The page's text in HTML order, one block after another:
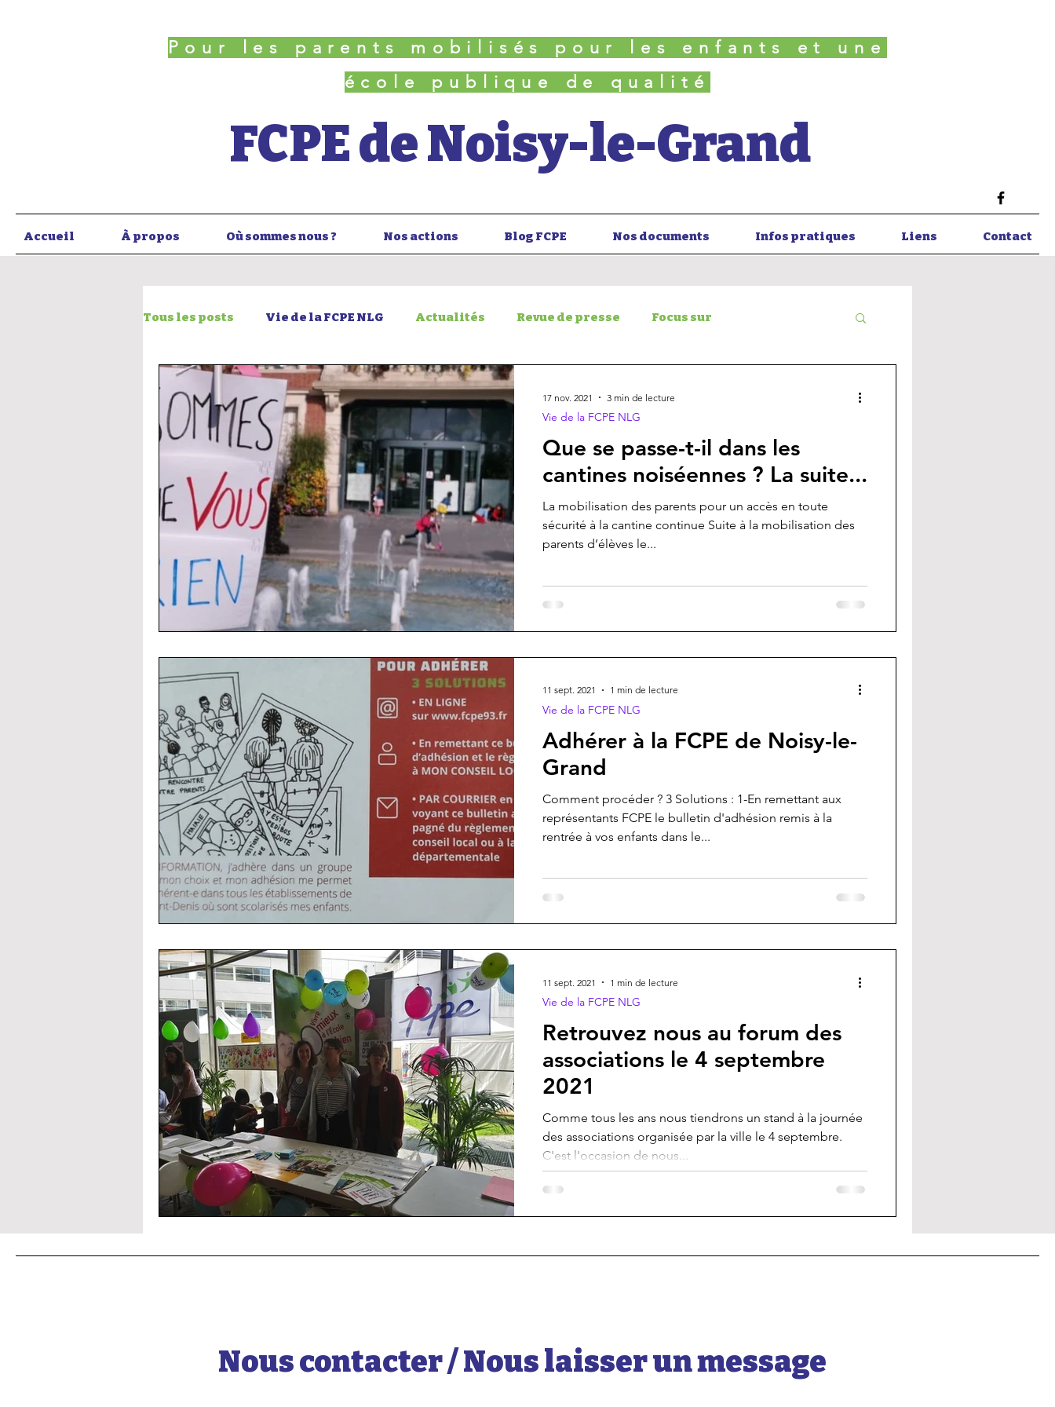
Pour les parents mobilisés pour les enfants et une
école publique de qualité
FCPE de Noisy-le-Grand
Accueil À propos Où sommes nous ? Nos actions Blog FCPE Nos documents Infos pratiques Liens Contact
Tous les posts Vie de la FCPE NLG Actualités Revue de presse Focus sur
La FCPE par établissements Témoignage
Que se passe-t-il dans les
cantines noiséennes ? La suite...
La mobilisation des parents pour un accès en toute
sécurité à la cantine continue Suite à la mobilisation des
parents d’élèves le...
Vie de la FCPE NLG
17 nov. 2021 3 min de lecture
Adhérer à la FCPE de Noisy-le-
Grand
Comment procéder ? 3 Solutions : 1-En remettant aux
représentants FCPE le bulletin d'adhésion remis à la
rentrée à vos enfants dans le...
Vie de la FCPE NLG
11 sept. 2021 1 min de lecture
Retrouvez nous au forum des
associations le 4 septembre
2021
Comme tous les ans nous tiendrons un stand à la journée
des associations organisée par la ville le 4 septembre.
C'est l'occasion de nous...
Vie de la FCPE NLG
11 sept. 2021 1 min de lecture
Nous contacter / Nous laisser un message